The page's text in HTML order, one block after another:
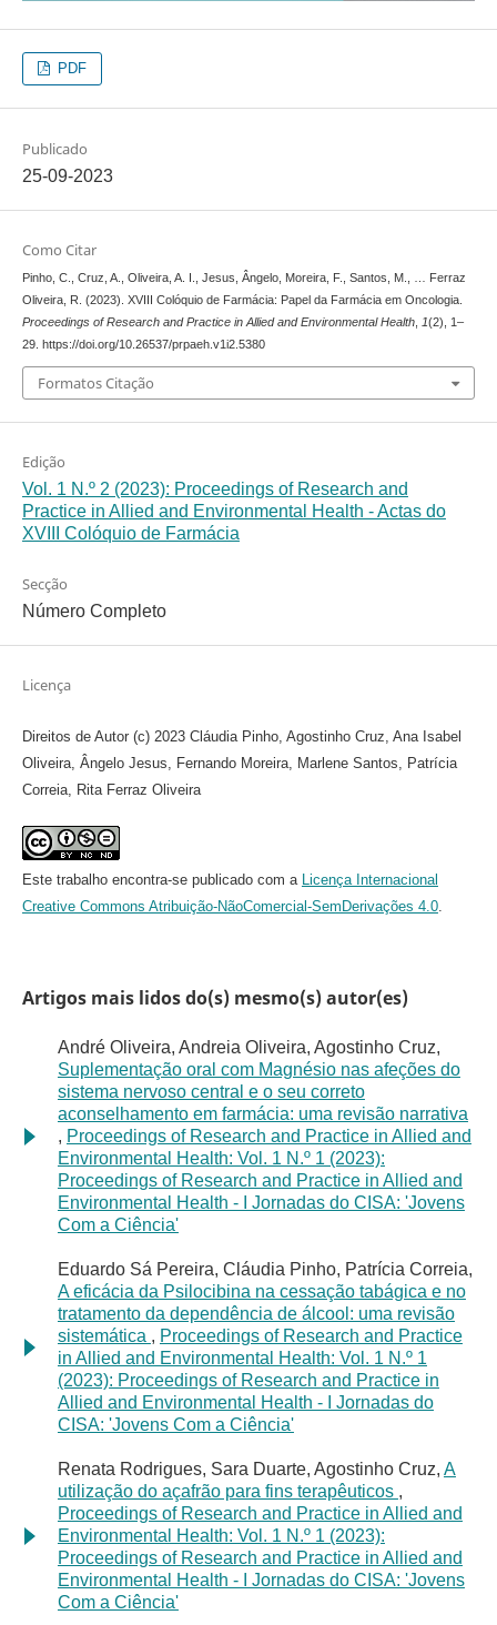
PDF
Publicado
25-09-2023
Como Citar
Pinho, C., Cruz, A., Oliveira, A. I., Jesus, Ângelo, Moreira, F., Santos, M., … Ferraz
Oliveira, R. (2023). XVIII Colóquio de Farmácia: Papel da Farmácia em Oncologia.
Proceedings of Research and Practice in Allied and Environmental Health, 1(2), 1–
29. https://doi.org/10.26537/prpaeh.v1i2.5380
Formatos Citação
Edição
Vol. 1 N.º 2 (2023): Proceedings of Research and
Practice in Allied and Environmental Health - Actas do
XVIII Colóquio de Farmácia
Secção
Número Completo
Licença
Direitos de Autor (c) 2023 Cláudia Pinho, Agostinho Cruz, Ana Isabel
Oliveira, Ângelo Jesus, Fernando Moreira, Marlene Santos, Patrícia
Correia, Rita Ferraz Oliveira
Este trabalho encontra-se publicado com a Licença Internacional
Creative Commons Atribuição-NãoComercial-SemDerivações 4.0.
Artigos mais lidos do(s) mesmo(s) autor(es)
André Oliveira, Andreia Oliveira, Agostinho Cruz,
Suplementação oral com Magnésio nas afeções do
sistema nervoso central e o seu correto
aconselhamento em farmácia: uma revisão narrativa
, Proceedings of Research and Practice in Allied and
Environmental Health: Vol. 1 N.º 1 (2023):
Proceedings of Research and Practice in Allied and
Environmental Health - I Jornadas do CISA: 'Jovens
Com a Ciência'
Eduardo Sá Pereira, Cláudia Pinho, Patrícia Correia,
A eficácia da Psilocibina na cessação tabágica e no
tratamento da dependência de álcool: uma revisão
sistemática , Proceedings of Research and Practice
in Allied and Environmental Health: Vol. 1 N.º 1
(2023): Proceedings of Research and Practice in
Allied and Environmental Health - I Jornadas do
CISA: 'Jovens Com a Ciência'
Renata Rodrigues, Sara Duarte, Agostinho Cruz, A
utilização do açafrão para fins terapêuticos ,
Proceedings of Research and Practice in Allied and
Environmental Health: Vol. 1 N.º 1 (2023):
Proceedings of Research and Practice in Allied and
Environmental Health - I Jornadas do CISA: 'Jovens
Com a Ciência'